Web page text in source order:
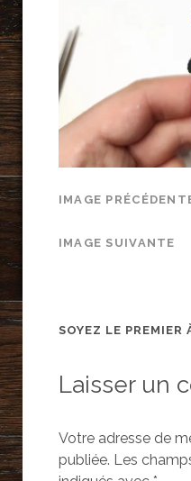
IMAGE
IMAGE SUIVANTE
SOYEZ LE PREMIER
Laisser un
Votre adresse de
publiée. Les